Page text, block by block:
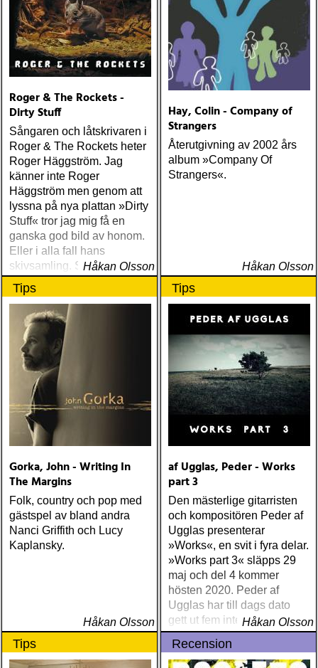
Roger & The Rockets -
Dirty Stuff
Sångaren och låtskrivaren i
Roger & The Rockets heter
Roger Häggström. Jag
känner inte Roger
Häggström men genom att
lyssna på nya plattan »Dirty
Stuff« tror jag mig få en
ganska god bild av honom.
Eller i alla fall hans
skivsamling. Som sannolikt
är stor och gedigen
Håkan Olsson
Hay, Colin - Company of
Strangers
Återutgivning av 2002 års
album »Company Of
Strangers«.
Håkan Olsson
Tips
Gorka, John - Writing In
The Margins
Folk, country och pop med
gästspel av bland andra
Nanci Griffith och Lucy
Kaplansky.
Håkan Olsson
Tips
af Ugglas, Peder - Works
part 3
Den mästerlige gitarristen
och kompositören Peder af
Ugglas presenterar
»Works«, en svit i fyra delar.
»Works part 3« släpps 29
maj och del 4 kommer
hösten 2020. Peder af
Ugglas har till dags dato
gett ut fem internationellt
hyllade soloalbum
Håkan Olsson
Tips Recension